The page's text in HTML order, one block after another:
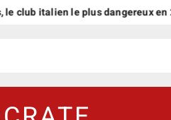
le plus dangereux en 2026 ?